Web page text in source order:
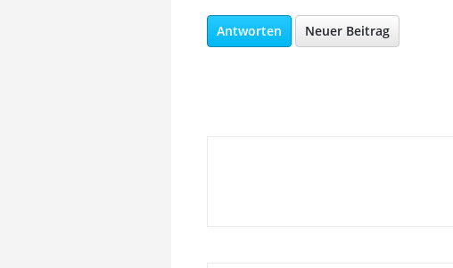
Antworten Neuer Beitrag